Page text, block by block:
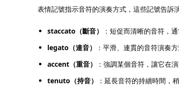
表情記號指示音符的演奏方式，這些記號告訴
staccato（斷音）
：短促而清晰的音符，
legato（連音）
：平滑、連貫的音符演奏
accent（重音）
：強調某個音符，讓它在
tenuto（持音）
：延長音符的持續時間，